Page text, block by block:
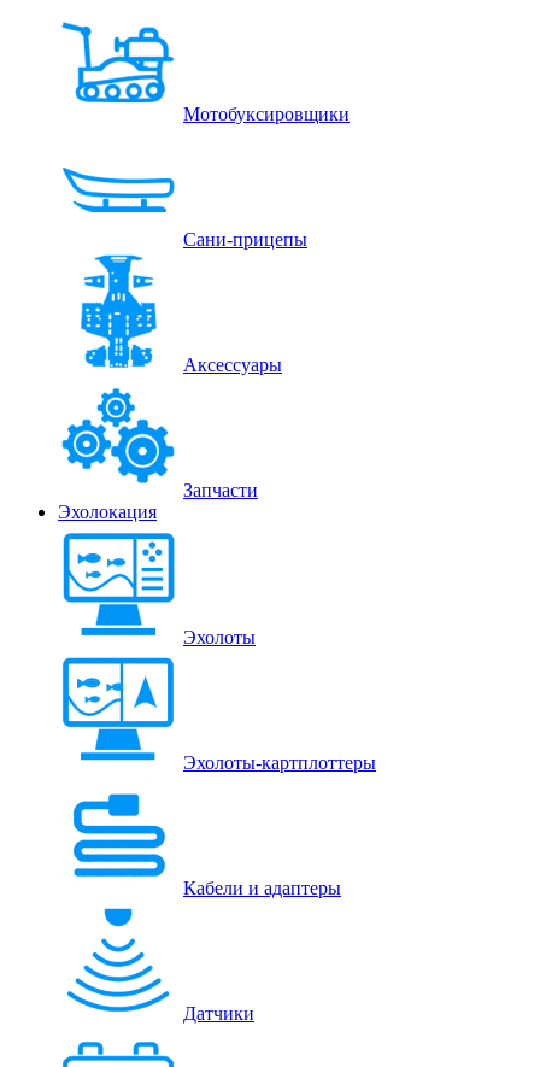
Мотобуксировщики
Сани-прицепы
Аксессуары
Запчасти
Эхолокация
Эхолоты
Эхолоты-картплоттеры
Кабели и адаптеры
Датчики